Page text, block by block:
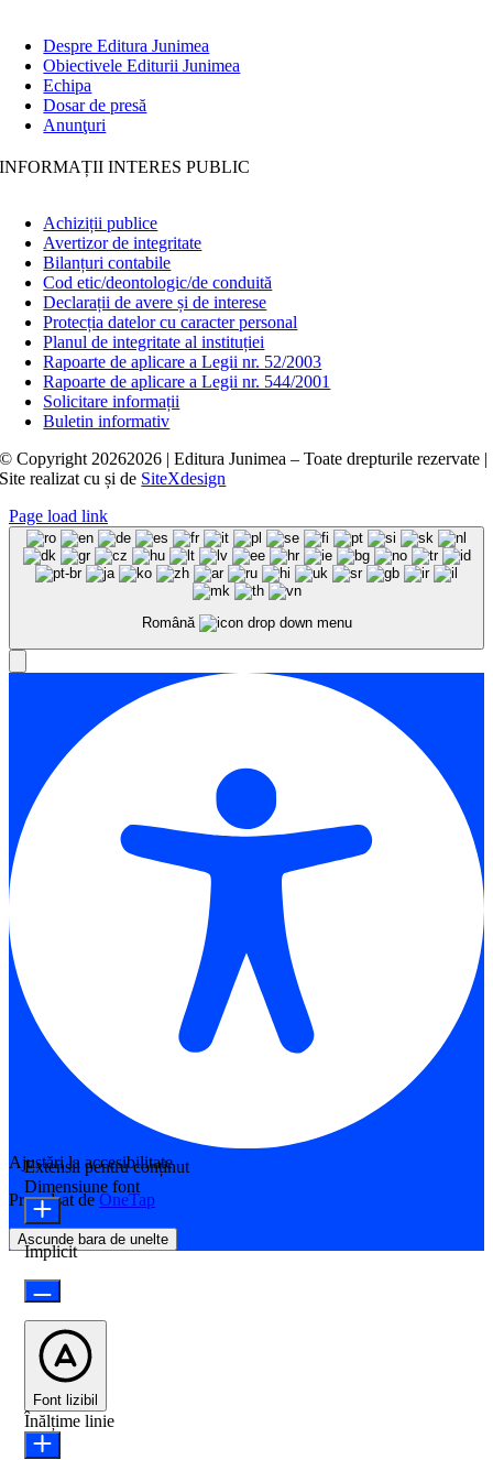
Despre Editura Junimea
Obiectivele Editurii Junimea
Echipa
Dosar de presă
Anunţuri
INFORMAȚII INTERES PUBLIC
Achiziții publice
Avertizor de integritate
Bilanțuri contabile
Cod etic/deontologic/de conduită
Declarații de avere și de interese
Protecția datelor cu caracter personal
Planul de integritate al instituției
Rapoarte de aplicare a Legii nr. 52/2003
Rapoarte de aplicare a Legii nr. 544/2001
Solicitare informații
Buletin informativ
© Copyright 20262026 | Editura Junimea – Toate drepturile rezervate |
Site realizat cușide SiteXdesign
Page load link
Română
Ajustări la accesibilitate
Propulsat de OneTap
Ascunde bara de unelte
Extensii pentru conținut
Dimensiune font
Implicit
Font lizibil
Înălțime linie